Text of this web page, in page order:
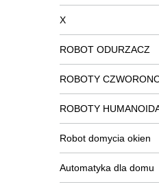
X
ROBOT ODURZACZ
ROBOTY
ROBOTY
Robot domycia okien
Automatyka dla domu